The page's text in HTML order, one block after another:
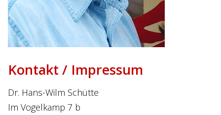
Kontakt / Impressum
Dr. Hans-Wilm Schütte
Im Vogelkamp 7 b